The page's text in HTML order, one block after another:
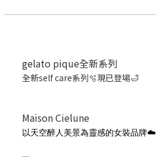
gelato pique全新系列
全新self care系列🫧現已登場🛁
Maison Cielune
以天空醉人美景為靈感的女裝品牌☁️